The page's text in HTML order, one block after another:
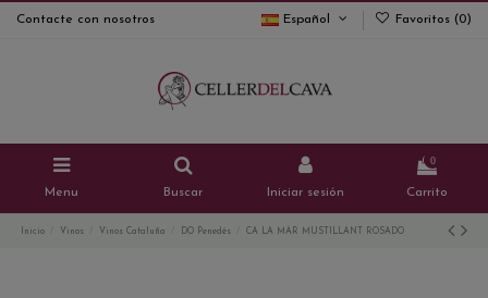
Contacte con nosotros Español Favoritos (0)
Menu Buscar Iniciar sesión
0
Carrito
Inicio Vinos Vinos Cataluña DO Penedés CA LA MAR MUSTILLANT ROSADO